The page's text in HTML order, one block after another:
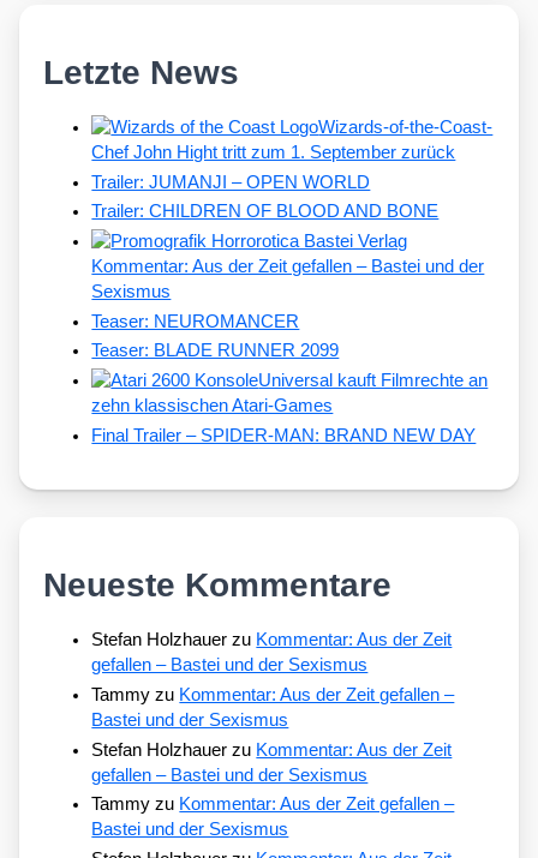
Letzte News
Wizards-of-the-Coast-
Chef John Hight tritt zum 1. September zurück
Trailer: JUMANJI – OPEN WORLD
Trailer: CHILDREN OF BLOOD AND BONE
Kommentar: Aus der Zeit gefallen – Bastei und der
Sexismus
Teaser: NEUROMANCER
Teaser: BLADE RUNNER 2099
Universal kauft Filmrechte an
zehn klassischen Atari-Games
Final Trailer – SPIDER-MAN: BRAND NEW DAY
Neueste Kommentare
Stefan Holzhauer zu Kommentar: Aus der Zeit
gefallen – Bastei und der Sexismus
Tammy zu Kommentar: Aus der Zeit gefallen –
Bastei und der Sexismus
Stefan Holzhauer zu Kommentar: Aus der Zeit
gefallen – Bastei und der Sexismus
Tammy zu Kommentar: Aus der Zeit gefallen –
Bastei und der Sexismus